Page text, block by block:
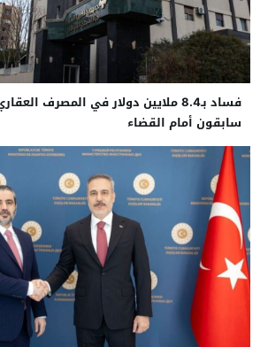
فساد بـ8.4 ملايين دولار في المصرف
سابقون أمام القضاء